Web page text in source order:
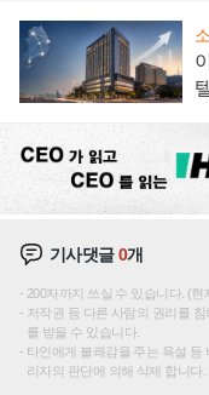
기사댓글0개
200자까지 쓰실 수 있습니다. (현
저작권 등 다른 사람의 권리를
를 받을 수 있습니다.
타인에게 불쾌감을 주는 욕설
리자의 판단에 의해 삭제 합니다.